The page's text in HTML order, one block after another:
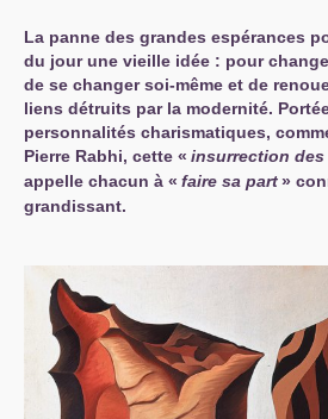
La panne des grandes espérances
du jour une vieille idée : pour
de se changer soi-même et de
liens détruits par la modernité.
personnalités charismatiques,
Pierre Rabhi, cette « insurrection
appelle chacun à « faire sa part»
grandissant.